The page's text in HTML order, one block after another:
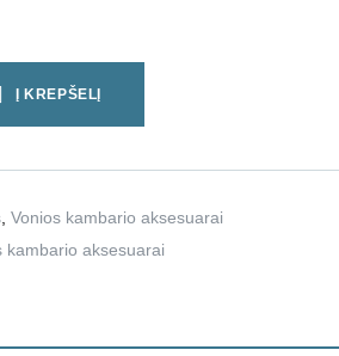
Į KREPŠELĮ
, Vonios kambario aksesuarai
kambario aksesuarai